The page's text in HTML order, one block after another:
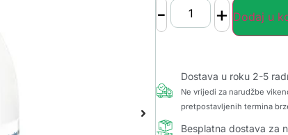
- + Dodaj u
Dostava u roku 2-5
Ne vrijedi za narudžbe
pretpostavljenih termina
Besplatna dostava za